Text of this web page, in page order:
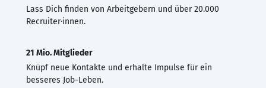
Lass Dich finden von Arbeitgebern und über 20.000
Recruiter·innen.
21 Mio. Mitglieder
Knüpf neue Kontakte und erhalte Impulse für ein
besseres Job-Leben.